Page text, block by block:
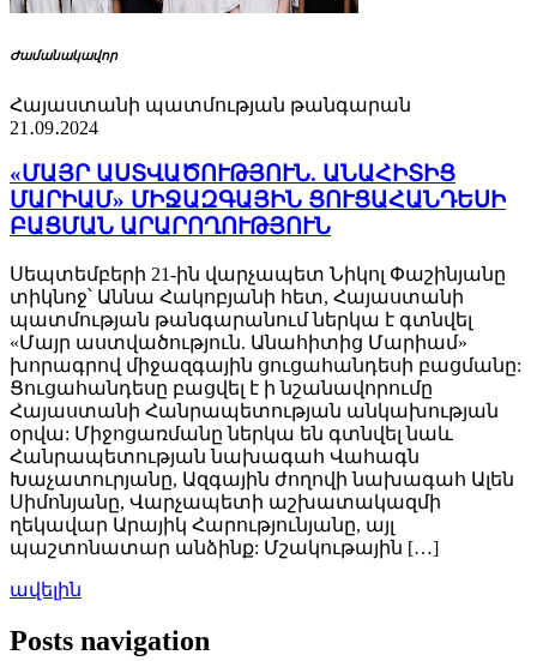
Ժամանակավոր
Հայաստանի պատմության թանգարան
21․09․2024
«ՄԱՅՐ ԱՍՏՎԱԾՈՒԹՅՈՒՆ. ԱՆԱՀԻՏԻՑ
ՄԱՐԻԱՄ» ՄԻՋԱԶԳԱՅԻՆ ՑՈՒՑԱՀԱՆԴԵՍԻ
ԲԱՑՄԱՆ ԱՐԱՐՈՂՈՒԹՅՈՒՆ
Սեպտեմբերի 21-ին վարչապետ Նիկոլ Փաշինյանը
տիկնոջ՝ Աննա Հակոբյանի հետ, Հայաստանի
պատմության թանգարանում ներկա է գտնվել
«Մայր աստվածություն. Անահիտից Մարիամ»
խորագրով միջազգային ցուցահանդեսի բացմանը:
Ցուցահանդեսը բացվել է ի նշանավորումը
Հայաստանի Հանրապետության անկախության
օրվա: Միջոցառմանը ներկա են գտնվել նաև
Հանրապետության նախագահ Վահագն
Խաչատուրյանը, Ազգային ժողովի նախագահ Ալեն
Սիմոնյանը, Վարչապետի աշխատակազմի
ղեկավար Արայիկ Հարությունյանը, այլ
պաշտոնատար անձինք: Մշակութային […]
ավելին
Posts navigation